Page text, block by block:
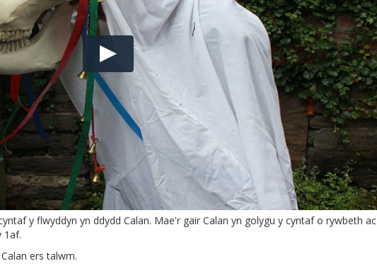
y flwyddyn yn ddydd Calan. Mae'r gair Calan yn golygu y cyntaf o rywbeth ac
1af.
ers talwm.